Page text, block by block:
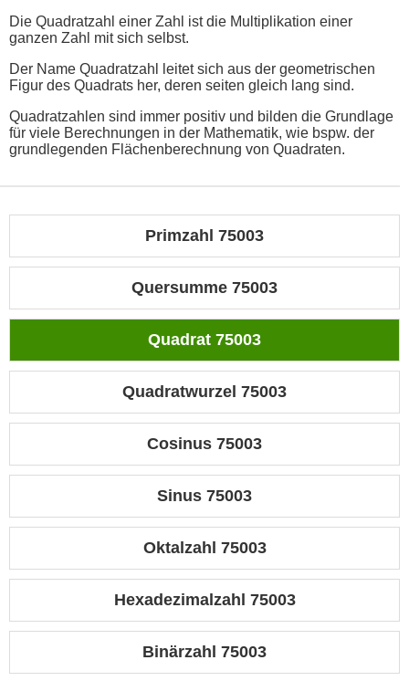
Die Quadratzahl einer Zahl ist die Multiplikation einer
ganzen Zahl mit sich selbst.
Der Name Quadratzahl leitet sich aus der geometrischen
Figur des Quadrats her, deren seiten gleich lang sind.
Quadratzahlen sind immer positiv und bilden die Grundlage
für viele Berechnungen in der Mathematik, wie bspw. der
grundlegenden Flächenberechnung von Quadraten.
Primzahl 75003
Quersumme 75003
Quadrat 75003
Quadratwurzel 75003
Cosinus 75003
Sinus 75003
Oktalzahl 75003
Hexadezimalzahl 75003
Binärzahl 75003